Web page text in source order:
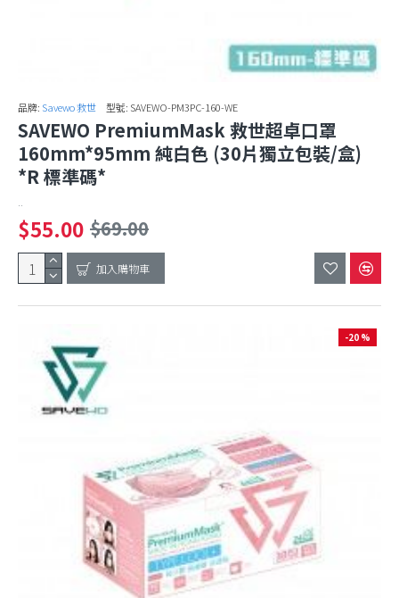
品牌: Savewo 救世 型號: SAVEWO-PM3PC-160-WE
SAVEWO PremiumMask 救世超卓口罩
160mm*95mm 純白色 (30片獨立包裝/盒)
*R 標準碼*
..
$55.00 $69.00
加入購物車
-20 %